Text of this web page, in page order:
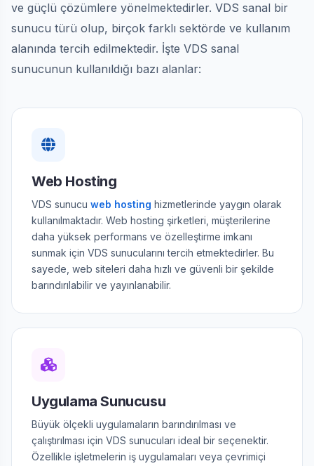
ve güçlü çözümlere yönelmektedirler. VDS sanal bir
sunucu türü olup, birçok farklı sektörde ve kullanım
alanında tercih edilmektedir. İşte VDS sanal
sunucunun kullanıldığı bazı alanlar:
Web Hosting
VDS sunucu web hosting hizmetlerinde yaygın olarak
kullanılmaktadır. Web hosting şirketleri, müşterilerine
daha yüksek performans ve özelleştirme imkanı
sunmak için VDS sunucularını tercih etmektedirler. Bu
sayede, web siteleri daha hızlı ve güvenli bir şekilde
barındırılabilir ve yayınlanabilir.
Uygulama Sunucusu
Büyük ölçekli uygulamaların barındırılması ve
çalıştırılması için VDS sunucuları ideal bir seçenektir.
Özellikle işletmelerin iş uygulamaları veya çevrimiçi